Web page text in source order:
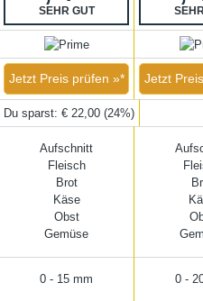
SEHR GUT
Jetzt Preis prüfen »* Jetzt
Du sparst: € 22,00 (24%)
Aufschnitt
Fleisch
Brot
Käse
Obst
Gemüse
0 - 15 mm 0 -